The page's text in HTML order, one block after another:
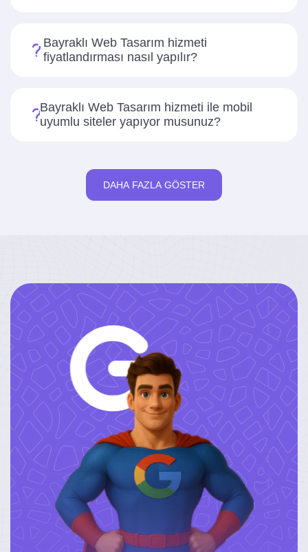
Bayraklı Web Tasarım hizmeti
fiyatlandırması nasıl yapılır?
Bayraklı Web Tasarım hizmeti ile mobil
uyumlu siteler yapıyor musunuz?
DAHA FAZLA GÖSTER